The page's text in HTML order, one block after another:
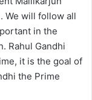
We will follow all
in the
Rahul Gandhi
it is the goal of
the Prime